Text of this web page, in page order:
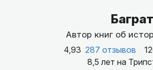
Баграт
Автор книг об
4,93 287 отзывов
8,5 лет на